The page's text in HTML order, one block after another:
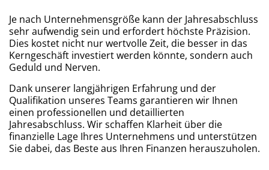
Je nach Unternehmensgröße kann der Jahresabschluss
sehr aufwendig sein und erfordert höchste Präzision.
Dies kostet nicht nur wertvolle Zeit, die besser in das
Kerngeschäft investiert werden könnte, sondern auch
Geduld und Nerven.
Dank unserer langjährigen Erfahrung und der
Qualifikation unseres Teams garantieren wir Ihnen
einen professionellen und detaillierten
Jahresabschluss. Wir schaffen Klarheit über die
finanzielle Lage Ihres Unternehmens und unterstützen
Sie dabei, das Beste aus Ihren Finanzen herauszuholen.